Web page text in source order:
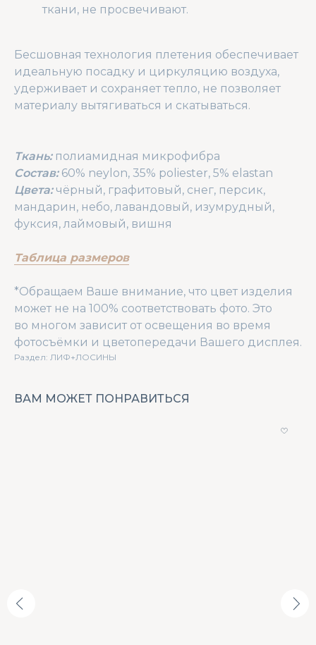
ткани, не просвечивают.
Бесшовная технология плетения обеспечивает
идеальную посадку и циркуляцию воздуха,
удерживает и сохраняет тепло, не позволяет
материалу вытягиваться и скатываться.
Ткань:полиамидная микрофибра
Состав: 60% neylon, 35% poliester, 5% elastan
Цвета:чёрный, графитовый, снег, персик,
мандарин, небо, лавандовый, изумрудный,
фуксия, лаймовый, вишня
Таблица размеров
*Обращаем Ваше внимание, что цвет изделия
может не на 100% соответствовать фото. Это
во многом зависит от освещения во время
фотосъёмки и цветопередачи Вашего дисплея.
Раздел: ЛИФ+ЛОСИНЫ
ВАМ МОЖЕТ ПОНРАВИТЬСЯ